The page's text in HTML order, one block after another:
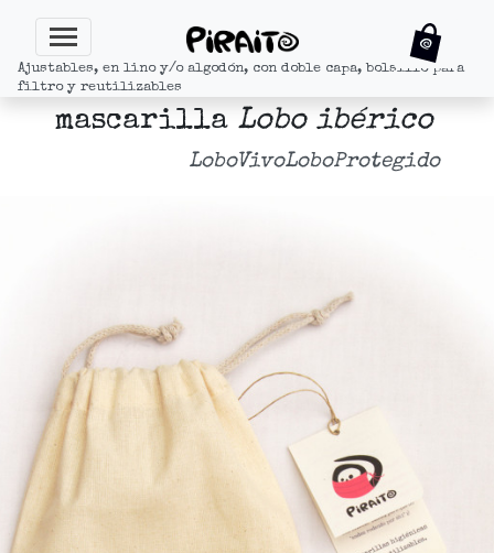
Ajustables, en lino y/o algodón, con doble capa, bolsillo para
filtro y reutilizables
mascarilla Lobo ibérico
LoboVivoLoboProtegido